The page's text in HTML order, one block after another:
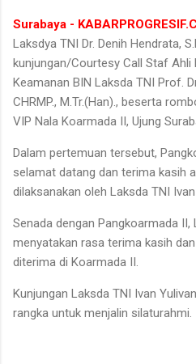
Surabaya -
Laksdya TNI Dr. Denih Hendrata,
kunjungan/Courtesy Call Staf Ahli
Keamanan BIN Laksda TNI Prof.
CHRMP., M.Tr.(Han)., beserta
VIP Nala Koarmada II, Ujung
Dalam pertemuan tersebut,
selamat datang dan terima kasih
dilaksanakan oleh Laksda TNI
Senada dengan Pangkoarmada II,
menyatakan rasa terima kasih
diterima di Koarmada II.
Kunjungan Laksda TNI Ivan
rangka untuk menjalin silaturahmi.